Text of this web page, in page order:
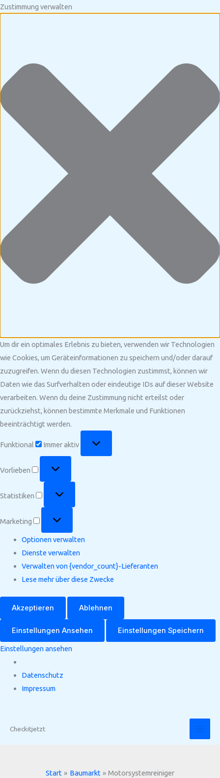
Zustimmung verwalten
Um dir ein optimales Erlebnis zu bieten, verwenden wir Technologien
wie Cookies, um Geräteinformationen zu speichern und/oder darauf
zuzugreifen. Wenn du diesen Technologien zustimmst, können wir
Daten wie das Surfverhalten oder eindeutige IDs auf dieser Website
verarbeiten. Wenn du deine Zustimmung nicht erteilst oder
zurückziehst, können bestimmte Merkmale und Funktionen
beeinträchtigt werden.
Funktional
Immer aktiv
Vorlieben
Statistiken
Marketing
Optionen verwalten
Dienste verwalten
Verwalten von {vendor_count}-Lieferanten
Lese mehr über diese Zwecke
Akzeptieren Ablehnen
Einstellungen Ansehen Einstellungen Speichern
Einstellungen ansehen
Datenschutz
Impressum
InhaltCheckitjetzt
Start Baumarkt Motorsystemreiniger